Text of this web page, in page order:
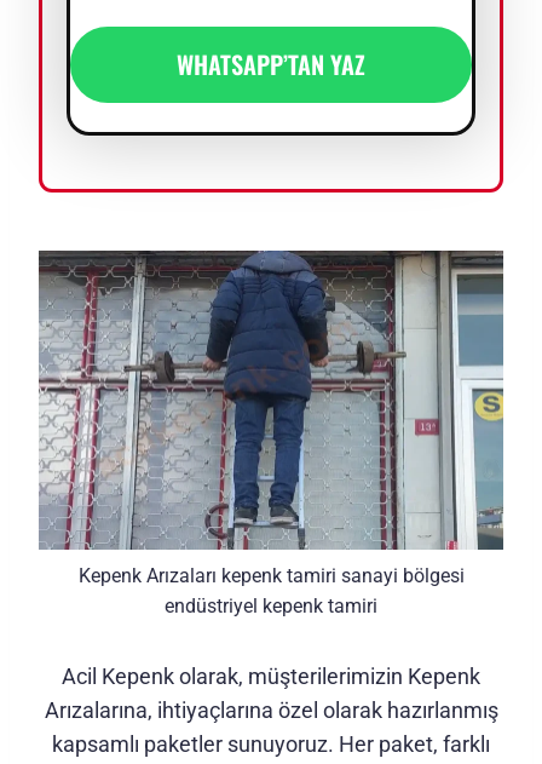
WHATSAPP’TAN YAZ
Kepenk Arızaları kepenk tamiri sanayi bölgesi
endüstriyel kepenk tamiri
Acil Kepenk olarak, müşterilerimizin Kepenk
Arızalarına, ihtiyaçlarına özel olarak hazırlanmış
kapsamlı paketler sunuyoruz. Her paket, farklı